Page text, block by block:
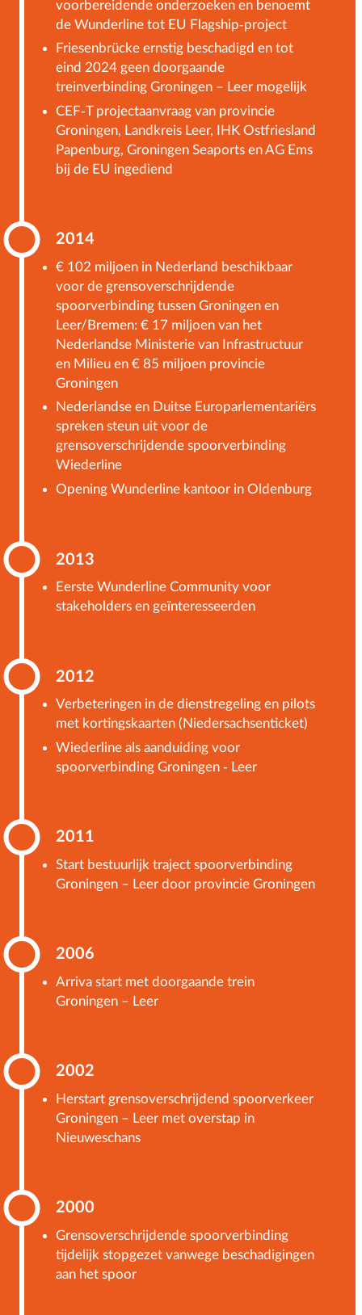
voorbereidende onderzoeken en benoemt
de Wunderline tot EU Flagship-project
Friesenbrücke ernstig beschadigd en tot
eind 2024 geen doorgaande
treinverbinding Groningen – Leer mogelijk
CEF-T projectaanvraag van provincie
Groningen, Landkreis Leer, IHK Ostfriesland
Papenburg, Groningen Seaports en AG Ems
bij de EU ingediend
2014
€ 102 miljoen in Nederland beschikbaar
voor de grensoverschrijdende
spoorverbinding tussen Groningen en
Leer/Bremen: € 17 miljoen van het
Nederlandse Ministerie van Infrastructuur
en Milieu en € 85 miljoen provincie
Groningen
Nederlandse en Duitse Europarlementariërs
spreken steun uit voor de
grensoverschrijdende spoorverbinding
Wiederline
Opening Wunderline kantoor in Oldenburg
2013
Eerste Wunderline Community voor
stakeholders en geïnteresseerden
2012
Verbeteringen in de dienstregeling en pilots
met kortingskaarten (Niedersachsenticket)
Wiederline als aanduiding voor
spoorverbinding Groningen - Leer
2011
Start bestuurlijk traject spoorverbinding
Groningen – Leer door provincie Groningen
2006
Arriva start met doorgaande trein
Groningen – Leer
2002
Herstart grensoverschrijdend spoorverkeer
Groningen – Leer met overstap in
Nieuweschans
2000
Grensoverschrijdende spoorverbinding
tijdelijk stopgezet vanwege beschadigingen
aan het spoor